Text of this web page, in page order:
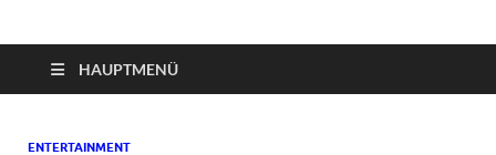
Technoloki: Gaming
und Entertainment
News
Blockbuster, Indie-Perlen und Retro-Klassiker.
HAUPTMENÜ
ENTERTAINMENT